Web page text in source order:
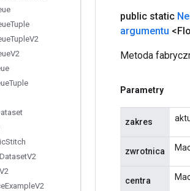
Tuple
TupleV2
V2
Tuple
Stitch
DatasetV2
V2
ExampleV2
public static
argumentu
Metoda
Parametry
zakres
zwrotnica
centra